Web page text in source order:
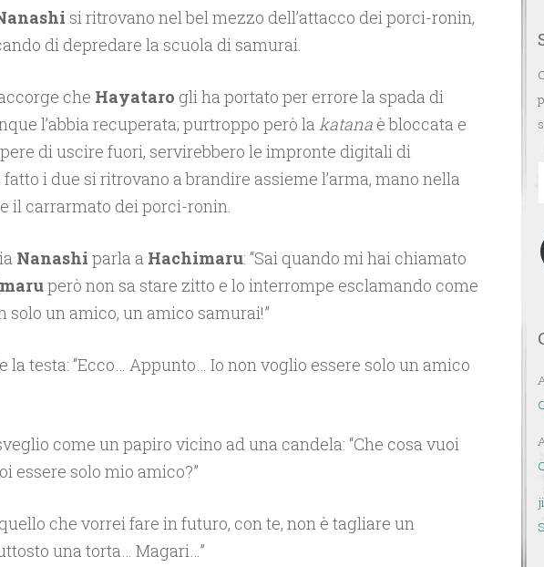
si ritrovano nel bel mezzo dell’attacco dei porci-ronin,
di depredare la scuola di samurai.
che Hayataro gli ha portato per errore la spada di
l’abbia recuperata; purtroppo però la katanaè bloccata e
di uscire fuori, servirebbero le impronte digitali di
fatto i due si ritrovano a brandire assieme l’arma, mano nella
il carrarmato dei porci-ronin.
Nanashi parla a Hachimaru: “Sai quando mi hai chiamato
però non sa stare zitto e lo interrompe esclamando come
solo un amico, un amico samurai!”
la testa: “Ecco… Appunto… Io non voglio essere solo un amico
come un papiro vicino ad una candela: “Che cosa vuoi
essere solo mio amico?”
quello che vorrei fare in futuro, con te, non è tagliare un
una torta… Magari…”